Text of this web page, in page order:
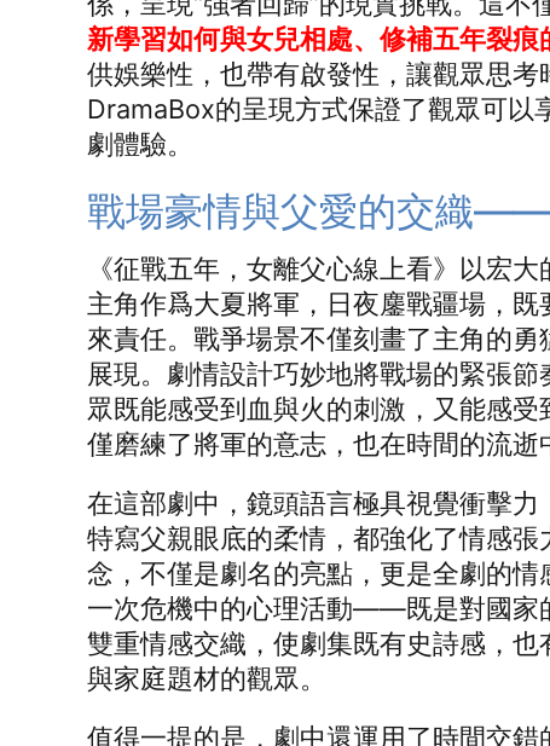
新學習如何與女兒相處、修補五年裂痕
供娛樂性，也帶有啟發性，讓觀眾思考
DramaBox的呈現方式保證了觀眾可以
劇體驗。
戰場豪情與父愛的交織
《征戰五年，女離父心線上看》以宏
主角作爲大夏將軍，日夜鏖戰疆場，
來責任。戰爭場景不僅刻畫了主角的
展現。劇情設計巧妙地將戰場的緊張
眾既能感受到血與火的刺激，又能感
僅磨練了將軍的意志，也在時間的流逝
在這部劇中，鏡頭語言極具視覺衝擊力
特寫父親眼底的柔情，都強化了情感
念，不僅是劇名的亮點，更是全劇的
一次危機中的心理活動——既是對國家
雙重情感交織，使劇集既有史詩感，
與家庭題材的觀眾。
值得一提的是，劇中還運用了時間交